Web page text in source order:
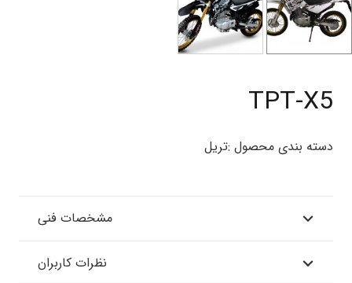
TPT-X5
دسته بندی محصول :تریل
مشخصات فنی
نظرات کاربران